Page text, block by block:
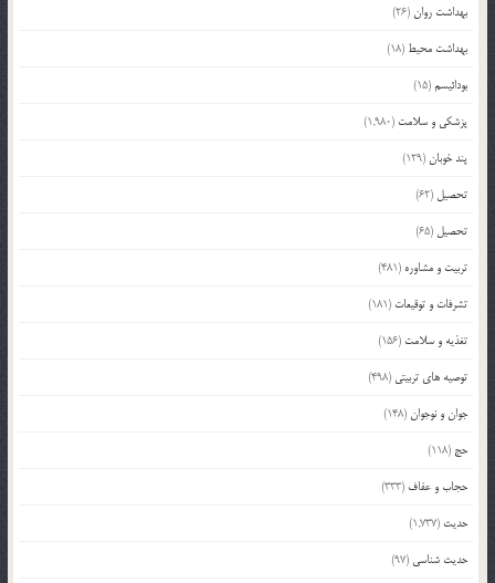
بهداشت روان(26)
بهداشت محیط (18)
بودائیسم(15)
پزشکی و سلامت (1,980)
پند خوبان(129)
تحصیل (62)
تحصیل (65)
تربیت و مشاوره (481)
تشرفات و توقیعات (181)
تغذیه و سلامت (156)
توصیه های تربیتی (498)
جوان و نوجوان(148)
حج (118)
حجاب و عفاف (333)
حدیث (1,737)
حدیث شناسی (97)